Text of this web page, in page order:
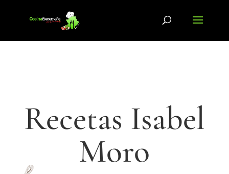
Recetas Isabel
Moro